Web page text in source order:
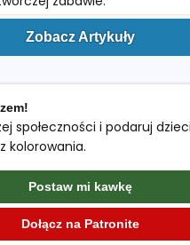
Zobacz Artykuły
społeczności i podaruj
kolorowania.
Postaw mi kawkę
Dołącz na Patronite